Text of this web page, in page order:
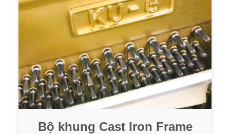
Bộ khung Cast Iron Frame